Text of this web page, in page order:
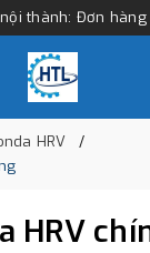
thành: Đơn
HRV
HRV